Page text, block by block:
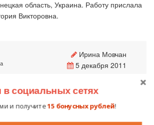
область, Украина. Работу прислала
Викторовна.
Ирина Мовчан
5 декабря 2011
социальных сетях
и получите15 бонусных рублей!